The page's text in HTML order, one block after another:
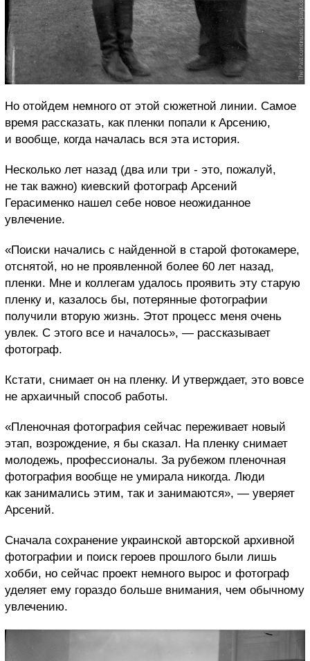
Но отойдем немного от этой сюжетной линии. Самое
время рассказать, как пленки попали к Арсению,
и вообще, когда началась вся эта история.
Несколько лет назад (два или три - это, пожалуй,
не так важно) киевский фотограф Арсений
Герасименко нашел себе новое неожиданное
увлечение.
«Поиски начались с найденной в старой фотокамере,
отснятой, но не проявленной более 60 лет назад,
пленки. Мне и коллегам удалось проявить эту старую
пленку и, казалось бы, потерянные фотографии
получили вторую жизнь. Этот процесс меня очень
увлек. С этого все и началось», — рассказывает
фотограф.
Кстати, снимает он на пленку. И утверждает, это вовсе
не архаичный способ работы.
«Пленочная фотография сейчас переживает новый
этап, возрождение, я бы сказал. На пленку снимает
молодежь, профессионалы. За рубежом пленочная
фотография вообще не умирала никогда. Люди
как занимались этим, так и занимаются», — уверяет
Арсений.
Сначала сохранение украинской авторской архивной
фотографии и поиск героев прошлого были лишь
хобби, но сейчас проект немного вырос и фотограф
уделяет ему гораздо больше внимания, чем обычному
увлечению.